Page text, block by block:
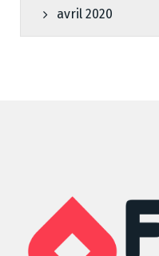
avril 2020